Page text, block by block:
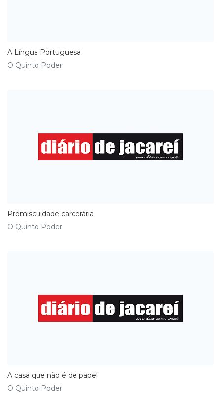
A Língua Portuguesa
O Quinto Poder
Promiscuidade carcerária
O Quinto Poder
A casa que não é de papel
O Quinto Poder